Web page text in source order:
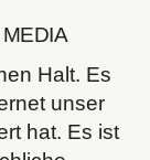
Halt. Es
unser
hat. Es ist